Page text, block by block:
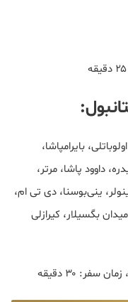
بایرامپاشا،
داوود پاشا، مرتر،
ینی‌بوسنا، دی تی ام،
بگسیلار، کیرازلی